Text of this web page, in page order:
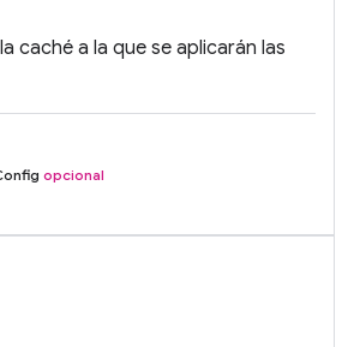
caché a la que se aplicarán las
opcional